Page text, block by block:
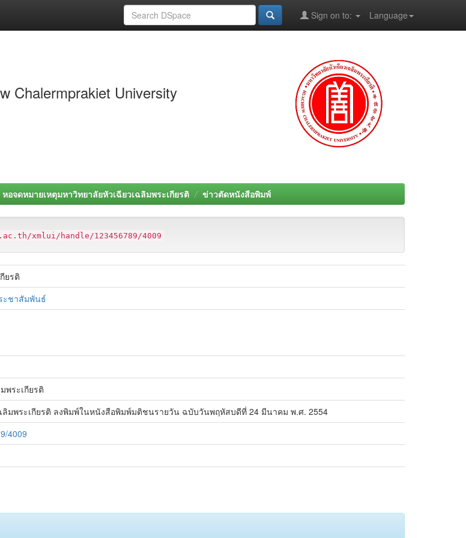
Language
Sign on to:
Chalermprakiet University
หอจดหมายเหตุมหาวิทยาลัยหัวเฉียวเฉลิมพระเกียรติ ข่าวตัดหนังสือพิมพ์
xmlui/handle/123456789/4009
ยรติ
ะชาสัมพันธ์
พระเกียรติ
มพระเกียรติ ลงพิมพ์ในหนังสือพิมพ์มติชนรายวัน ฉบับวันพฤหัสบดีที่ 24 มีนาคม พ.ศ. 2554
4009